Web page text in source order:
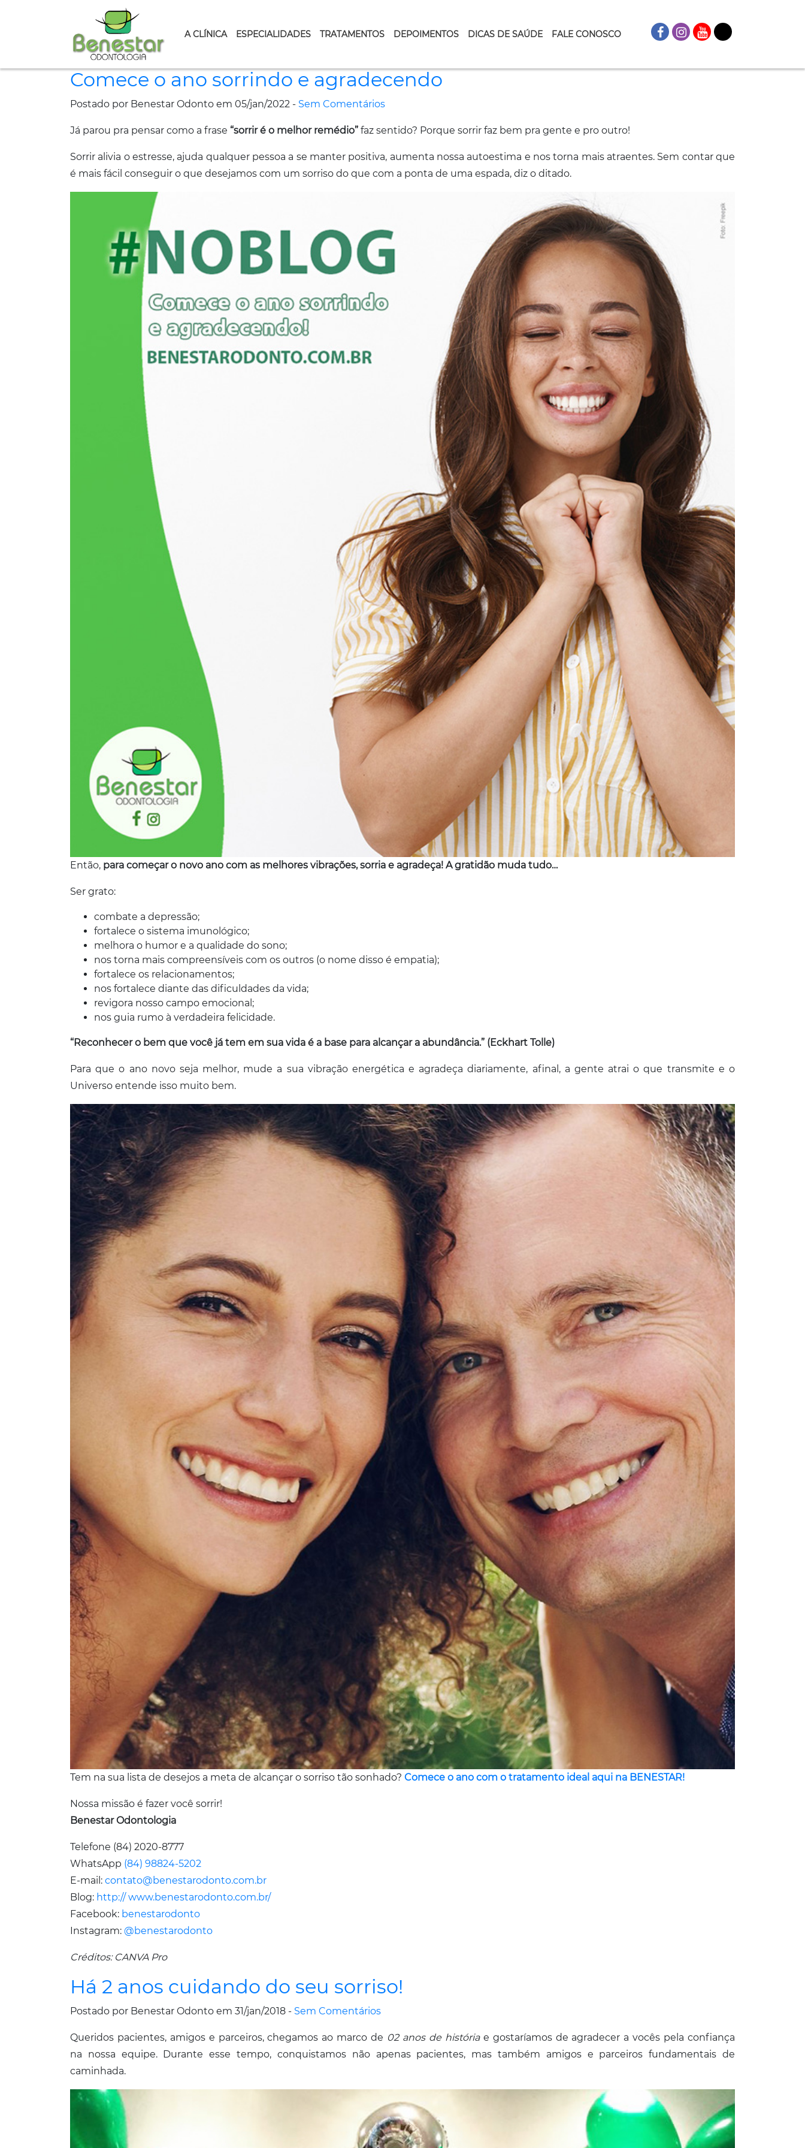
A CLÍNICA ESPECIALIDADES TRATAMENTOS DEPOIMENTOS DICAS DE SAÚDE FALE CONOSCO
Comece o ano sorrindo e agradecendo
Postado por Benestar Odonto em 05/jan/2022 - Sem Comentários
Já parou pra pensar como a frase “sorrir é o melhor remédio” faz sentido? Porque sorrir faz bem pra gente e pro outro!
Sorrir alivia o estresse, ajuda qualquer pessoa a se manter positiva, aumenta nossa autoestima e nos torna mais atraentes. Sem contar que
é mais fácil conseguir o que desejamos com um sorriso do que com a ponta de uma espada, diz o ditado.
Então, para começar o novo ano com as melhores vibrações, sorria e agradeça! A gratidão muda tudo…
Ser grato:
combate a depressão;
fortalece o sistema imunológico;
melhora o humor e a qualidade do sono;
nos torna mais compreensíveis com os outros (o nome disso é empatia);
fortalece os relacionamentos;
nos fortalece diante das dificuldades da vida;
revigora nosso campo emocional;
nos guia rumo à verdadeira felicidade.
“Reconhecer o bem que você já tem em sua vida é a base para alcançar a abundância.” (Eckhart Tolle)
Para que o ano novo seja melhor, mude a sua vibração energética e agradeça diariamente, afinal, a gente atrai o que transmite e o
Universo entende isso muito bem.
Tem na sua lista de desejos a meta de alcançar o sorriso tão sonhado? Comece o ano com o tratamento ideal aqui na BENESTAR!
Nossa missão é fazer você sorrir!
Benestar Odontologia
Telefone (84) 2020-8777
WhatsApp (84) 98824-5202
E-mail: contato@benestarodonto.com.br
Blog: http:// www.benestarodonto.com.br/
Facebook: benestarodonto
Instagram: @benestarodonto
Créditos: CANVA Pro
Há 2 anos cuidando do seu sorriso!
Postado por Benestar Odonto em 31/jan/2018 - Sem Comentários
Queridos pacientes, amigos e parceiros, chegamos ao marco de 02 anos de históriae gostaríamos de agradecer a vocês pela confiança
na nossa equipe. Durante esse tempo, conquistamos não apenas pacientes, mas também amigos e parceiros fundamentais de
caminhada.